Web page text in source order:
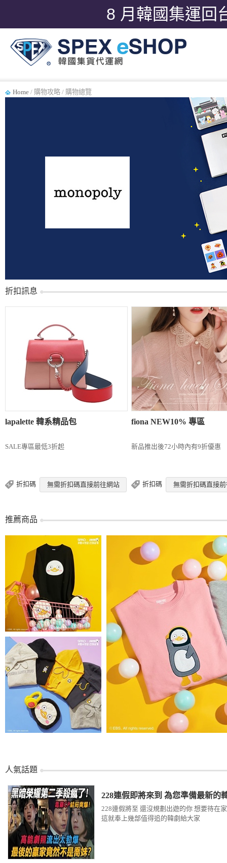
8 月韓國集運回
Home / 購物攻略 / 購物總覽
折扣訊息
lapalette 韓系精品包
SALE專區最低3折起
折扣碼 無需折扣碼直接前往網站
fiona NEW10% 專區
新品推出後72小時內有9折優惠
折扣碼 無需折扣碼直接
推薦商品
人氣話題
228連假即將來到 為您準備最新的
228連假將至 還沒規劃出遊的你 想要待在
這就奉上幾部值得追的韓劇給大家